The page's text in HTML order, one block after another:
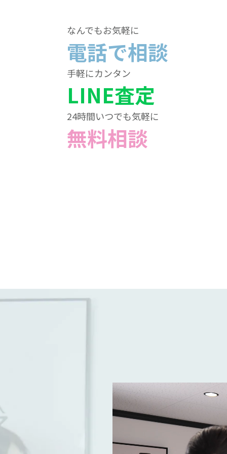
なんでもお気軽に
電話で相談
手軽にカンタン
LINE査定
24時間いつでも気軽に
無料相談